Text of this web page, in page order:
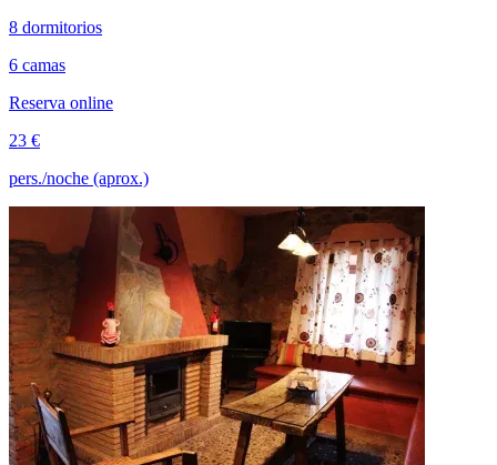
8 dormitorios
6 camas
Reserva online
23 €
pers./noche (aprox.)